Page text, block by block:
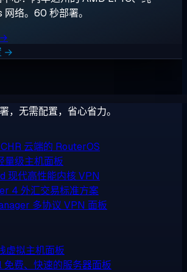
络。60 秒部署。
→
，无需配置，省心省力。
云端的 RouterOS
量级主机面板
现代高性能内核 VPN
4 外汇交易标准方案
多协议 VPN 面板
虚拟主机面板
免费、快速的服务器面板